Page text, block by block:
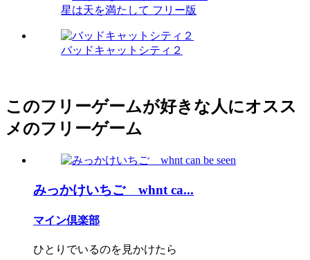
星は天を満たして フリー版
バッドキャットシティ２
このフリーゲームが好きな人にオスス
メのフリーゲーム
みっかけいちご whnt ca...
マイン倶楽部
ひとりでいるのを見かけたら